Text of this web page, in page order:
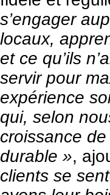
s’engager
locaux,
et ce qu’ils
servir pour
expérience
qui, selon
croissance
durable »,
clients se